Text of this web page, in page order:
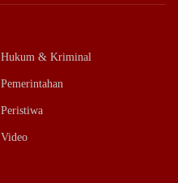
Hukum & Kriminal
Pemerintahan
Peristiwa
Video